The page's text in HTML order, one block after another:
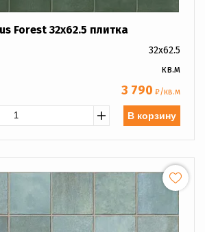
Forest 32x62.5 плитка
32x62.5
кв.м
3 790 ₽/кв.м
В корзину